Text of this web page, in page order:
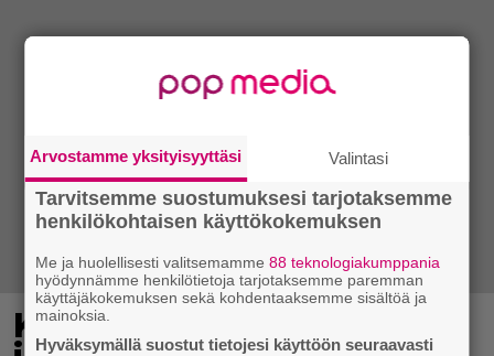
Koululaisille jaetaan
Arvostamme yksityisyyttäsi Valintasi
Tarvitsemme suostumuksesi tarjotaksemme
henkilökohtaisen käyttökokemuksen
Me ja huolellisesti valitsemamme88 teknologiakumppania
hyödynnämme henkilötietoja tarjotaksemme paremman
käyttäjäkokemuksen sekä kohdentaaksemme sisältöä ja
mainoksia.
Hyväksymällä suostut tietojesi käyttöön seuraavasti